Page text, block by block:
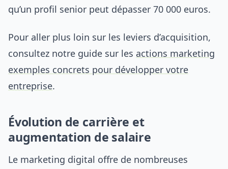
qu’un profil senior peut dépasser 70 000 euros.
Pour aller plus loin sur les leviers d’acquisition,
consultez notre guide sur les actions marketing
exemples concrets pour développer votre
entreprise.
Évolution de carrière et
augmentation de salaire
Le marketing digital offre de nombreuses